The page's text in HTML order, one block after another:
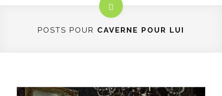
POSTS POUR CAVERNE POUR LUI